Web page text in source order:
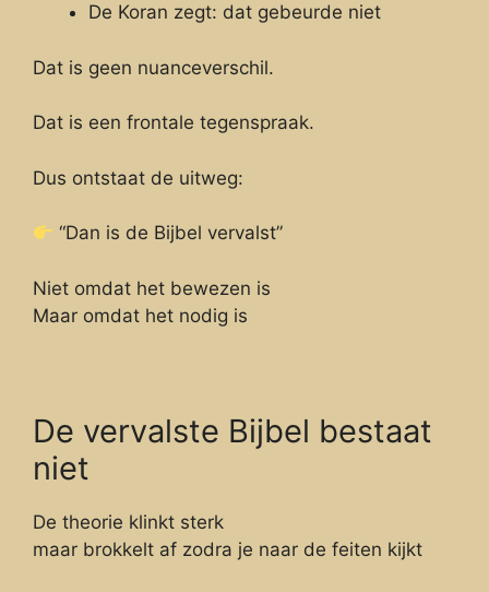
De Koran zegt: dat gebeurde niet
Dat is geen nuanceverschil.
Dat is een frontale tegenspraak.
Dus ontstaat de uitweg:
“Dan is de Bijbel vervalst”
Niet omdat het bewezen is
Maar omdat het nodig is
De vervalste Bijbel bestaat
niet
De theorie klinkt sterk
maar brokkelt af zodra je naar de feiten kijkt